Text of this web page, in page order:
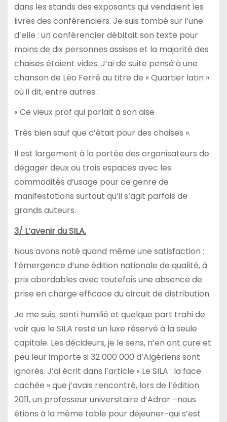
dans les stands des exposants qui vendaient les
livres des conférenciers. Je suis tombé sur l’une
d’elle : un conférencier débitait son texte pour
moins de dix personnes assises et la majorité des
chaises étaient vides. J’ai de suite pensé à une
chanson de Léo Ferré au titre de « Quartier latin »
où il dit, entre autres :
« Ce vieux prof qui parlait à son aise
Très bien sauf que c’était pour des chaises ».
Il est largement à la portée des organisateurs de
dégager deux ou trois espaces avec les
commodités d’usage pour ce genre de
manifestations surtout qu’il s’agit parfois de
grands auteurs.
3/ L’avenir du SILA.
Nous avons noté quand même une satisfaction :
l’émergence d’une édition nationale de qualité, à
prix abordables avec toutefois une absence de
prise en charge efficace du circuit de distribution.
Je me suis senti humilié et quelque part trahi de
voir que le SILA reste un luxe réservé à la seule
capitale. Les décideurs, je le sens, n’en ont cure et
peu leur importe si 32 000 000 d’Algériens sont
ignorés. J’ai écrit dans l’article « Le SILA : la face
cachée » que j’avais rencontré, lors de l’édition
2011, un professeur universitaire d’Adrar –nous
étions à la même table pour déjeuner-qui s’est